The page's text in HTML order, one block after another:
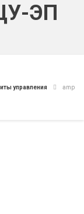
ЭП
управления amp